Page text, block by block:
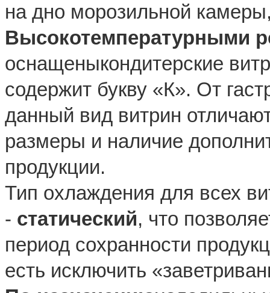
на дно морозильной
Высокотемпературными
оснащеныкондитерские
содержит букву «К». От
данный вид витрин
размеры и наличие
продукции.
Тип охлаждения для всех
- статический, что
период сохранности
есть исключить